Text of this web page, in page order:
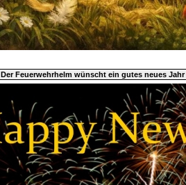
Der Feuerwehrhelm wünscht ein gutes neues Jahr